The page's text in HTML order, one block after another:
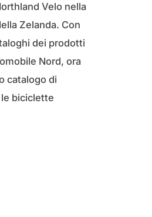
Velo nella
Zelanda. Con
dei prodotti
Nord, ora
catalogo di
biciclette